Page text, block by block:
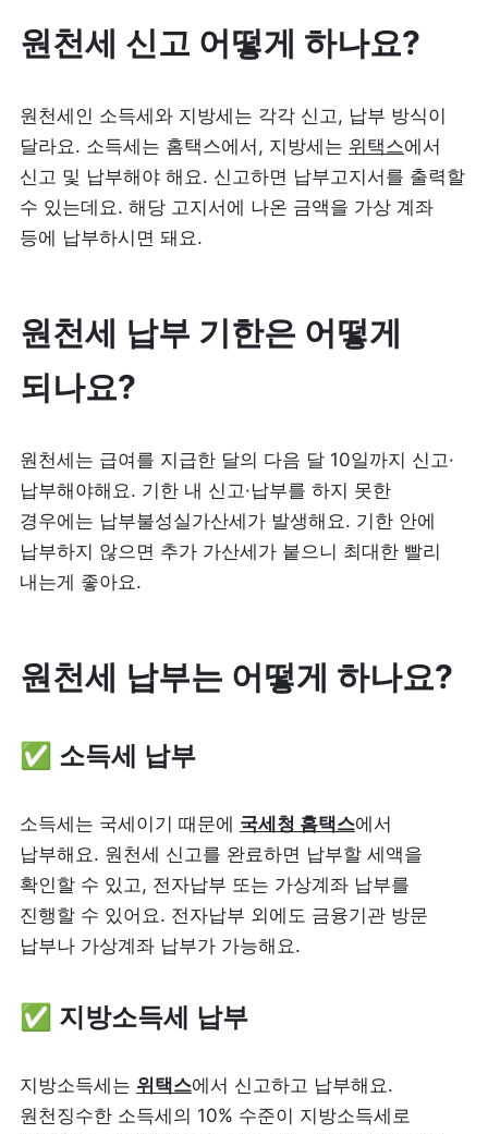
원천세 신고 어떻게 하나요?
원천세인 소득세와 지방세는 각각 신고, 납부 방식이
달라요. 소득세는 홈택스에서, 지방세는 위택스에서
신고 및 납부해야 해요. 신고하면 납부고지서를 출력할
수 있는데요. 해당 고지서에 나온 금액을 가상 계좌
등에 납부하시면 돼요.
원천세 납부 기한은 어떻게
되나요?
원천세는 급여를 지급한 달의 다음 달 10일까지 신고·
납부해야해요. 기한 내 신고·납부를 하지 못한
경우에는 납부불성실가산세가 발생해요. 기한 안에
납부하지 않으면 추가 가산세가 붙으니 최대한 빨리
내는게 좋아요.
원천세 납부는 어떻게 하나요?
✅ 소득세 납부
소득세는 국세이기 때문에 국세청 홈택스에서
납부해요. 원천세 신고를 완료하면 납부할 세액을
확인할 수 있고, 전자납부 또는 가상계좌 납부를
진행할 수 있어요. 전자납부 외에도 금융기관 방문
납부나 가상계좌 납부가 가능해요.
✅ 지방소득세 납부
지방소득세는 위택스에서 신고하고 납부해요.
원천징수한 소득세의 10% 수준이 지방소득세로